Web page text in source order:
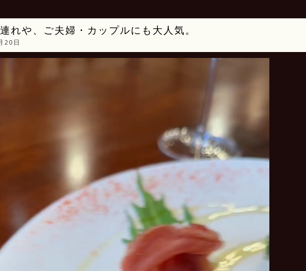
れや、ご夫婦・カップルにも大人気。
20日